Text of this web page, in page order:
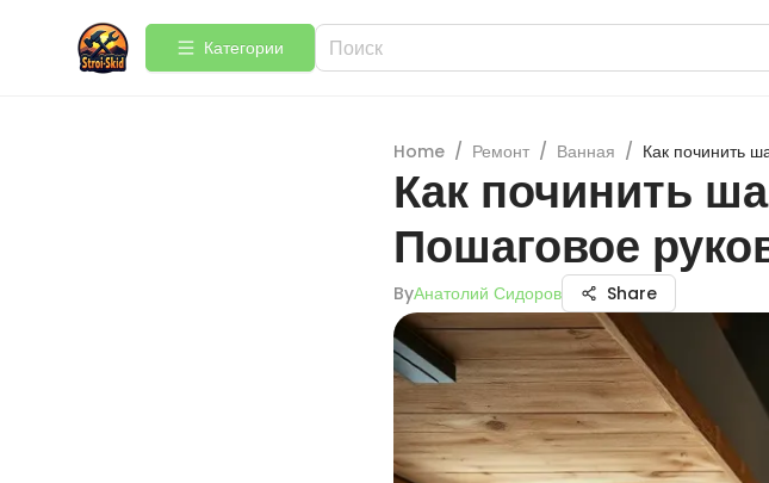
Категории
Home / Ремонт / Ванная / Как починить
Как починить
Пошаговое
ByАнатолий Сидоров Share